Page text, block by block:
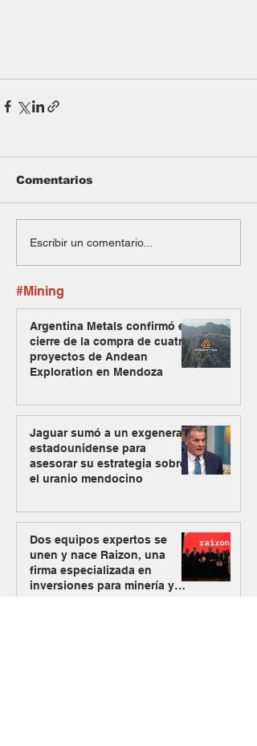
Comentarios
Escribir un comentario...
#Mining
Argentina Metals confirmó el
cierre de la compra de cuatro
proyectos de Andean
Exploration en Mendoza
Jaguar sumó a un exgeneral
estadounidense para
asesorar su estrategia sobre
el uranio mendocino
Dos equipos expertos se
unen y nace Raizon, una
firma especializada en
inversiones para minería y